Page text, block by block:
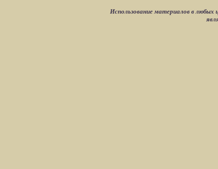
Использование материалов в любых